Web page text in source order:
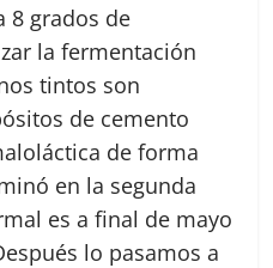
8 grados de
la fermentación
tintos son
de cemento
de forma
en la segunda
es a final de mayo
lo pasamos a